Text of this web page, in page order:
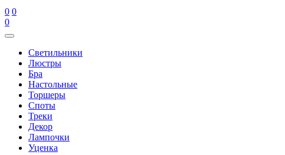
0 0
0
Cветильники
Люстры
Бра
Настольные
Торшеры
Споты
Треки
Декор
Лампочки
Уценка